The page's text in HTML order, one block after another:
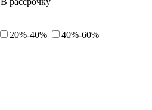
20%-40%
40%-60%